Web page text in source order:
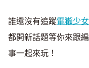
誰還沒有追蹤電獺少
都開新話題等你來跟
事一起來玩！